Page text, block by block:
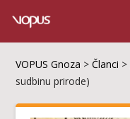
VOPUS Gnoza >Članci >
sudbinu prirode)